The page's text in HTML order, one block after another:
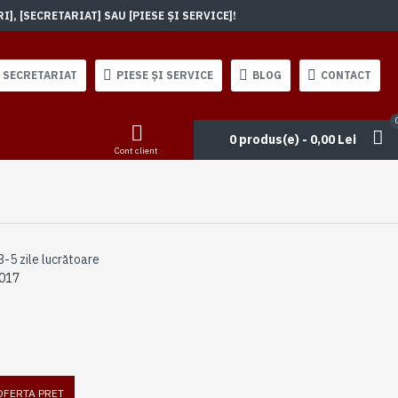
[SECRETARIAT] SAU [PIESE ȘI SERVICE]!
SECRETARIAT PIESE ȘI SERVICE BLOG CONTACT
Cont client
0 produs(e) - 0,00 Lei
5 zile lucrătoare
PRET